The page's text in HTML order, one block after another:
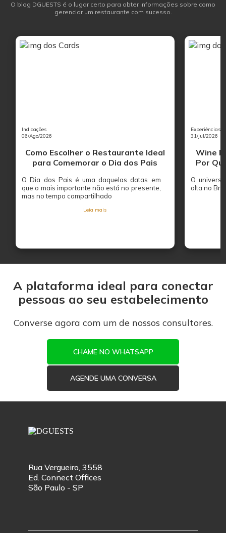
O blog DGUESTS é o lugar certo para obter informações sobre como
gerenciar um restaurante com sucesso.
Indicações
06/Ago/2026
Como Escolher o Restaurante Ideal
para Comemorar o Dia dos Pais
O Dia dos Pais é uma daquelas datas em
que o mais importante não está no presente,
mas no tempo compartilhado
Leia mais
Experiências
31/Jul/2026
Wine
Por
O
alta no
A plataforma ideal para conectar
pessoas ao seu estabelecimento
Converse agora com um de nossos consultores.
CHAME NO WHATSAPP
AGENDE UMA CONVERSA
Rua Vergueiro, 3558
Ed. Connect Offices
São Paulo - SP